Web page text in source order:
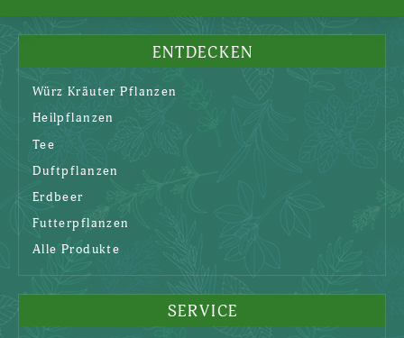
ENTDECKEN
Würz Kräuter Pflanzen
Heilpflanzen
Tee
Duftpflanzen
Erdbeer
Futterpflanzen
Alle Produkte
SERVICE